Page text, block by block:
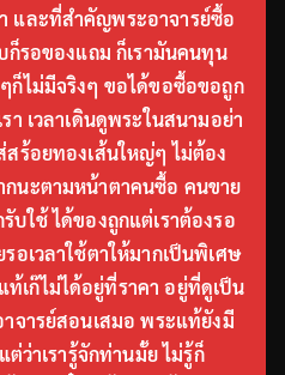
และที่สำคัญพระอาจารย์ซื้อ
ก็รอของแถม ก็เรามันคนทุน
ก็ไม่มีจริงๆ ขอได้ขอซื้อขอถูก
า เวลาเดินดูพระในสนามอย่า
ร้อยทองเส้นใหญ่ๆ ไม่ต้อง
นะตามหน้าตาคนซื้อ คนขาย
บใช้ ได้ของถูกแต่เราต้องรอ
อเวลาใช้ตาให้มากเป็นพิเศษ
เก๊ไม่ได้อยู่ที่ราคา อยู่ที่ดูเป็น
จารย์สอนเสมอ พระแท้ยังมี
ต่ว่าเรารู้จักท่านมั้ย ไม่รู้ก็